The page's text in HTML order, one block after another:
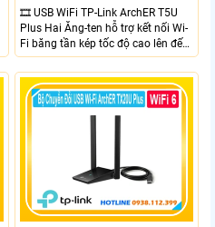
🎞 USB WiFi TP-Link ArchER T5U
Plus Hai Ăng-ten hỗ trợ kết nối Wi-
Fi băng tần kép tốc độ cao lên đến
1300 Mbps. Hai ăng-ten ngoài kết
hợp công nghệ Beamforming giúp
tăng cường tín hiệu và vùng phủ
sóng. USB 3.0 cho tốc độ truyền dữ
liệu nhanh. Hỗ trợ Windows 10/11
và cài đặt dễ dàng không cần đĩa
tư